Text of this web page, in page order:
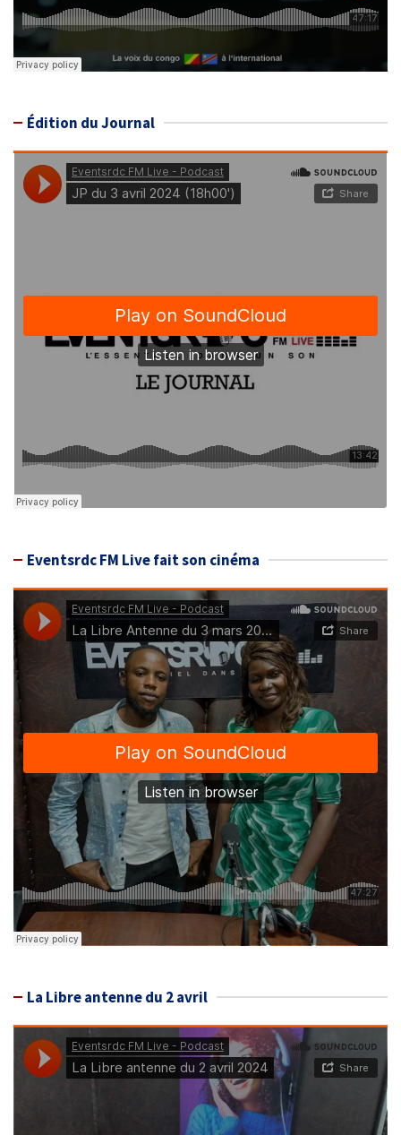
Édition du Journal
Eventsrdc FM Live fait son cinéma
La Libre antenne du 2 avril